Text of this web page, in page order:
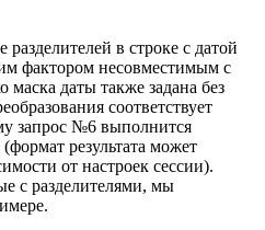
в строке с датой
фактором несовместимым с
маска даты также задана без
соответствует
запрос №6 выполнится
результата может
от настроек сессии).
с разделителями, мы